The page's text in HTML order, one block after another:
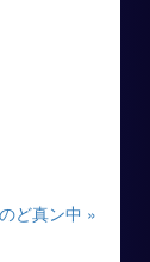
ど真ン中 »